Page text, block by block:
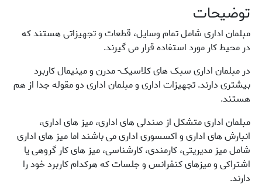
توضیحات
مبلمان اداری شامل تمام وسایل، قطعات و تجهیزاتی هستند که
در محیط کار مورد استفاده قرار می گیرند.
در مبلمان اداری سبک های کلاسیک- مدرن و مینیمال کاربرد
بیشتری دارند. تجهیزات اداری و مبلمان اداری دو مقوله جدا از هم
هستند.
مبلمان اداری متشکل از صندلی های اداری، میز های اداری،
انبارش های اداری و اکسسوری اداری می باشند اما میز های اداری
شامل میز مدیریتی، کارمندی، کارشناسی، میز های کار گروهی یا
اشتراکی و میزهای کنفرانس و جلسات که هرکدام کاربرد خود را
دارند.